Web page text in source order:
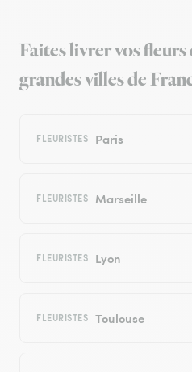
Faites livrer vos fleurs
grandes villes de
FLEURISTES Paris
FLEURISTES Marseille
FLEURISTES Lyon
FLEURISTES Toulouse